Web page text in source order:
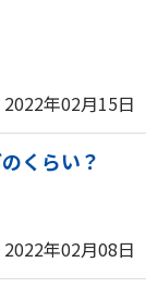
2022年02月15日
くらい？
2022年02月08日